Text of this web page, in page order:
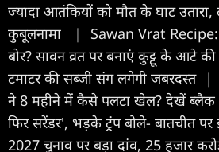
ज्यादा आतंकियों को मौत के घाट
कुबूलनामा
|
Sawan Vrat
बोर? सावन व्रत पर बनाएं कुट्टू के आटे
टमाटर की सब्जी संग लगेगी जबरदस्त |
ने 8 महीने में कैसे पलटा खेल? देखें ब्लैक
फिर सरेंडर', भड़के ट्रंप बोले- बातचीत पर
2027 चुनाव पर बड़ा दांव, 25 हजार